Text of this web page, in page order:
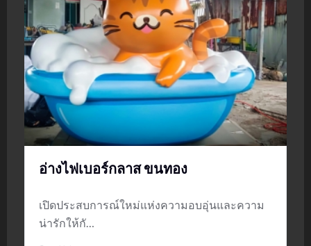
อ่างไฟเบอร์กลาส ขนทอง
เปิดประสบการณ์ใหม่แห่งความอบอุ่นและความ
น่ารักให้กั…